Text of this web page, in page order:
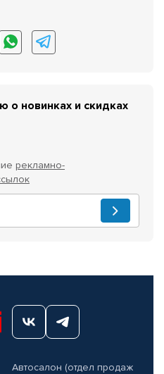
о новинках и скидках
рекламно-
Автосалон (отдел продаж